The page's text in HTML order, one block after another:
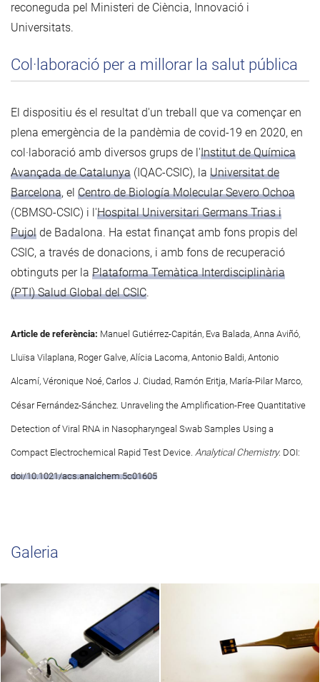
reconeguda pel Ministeri de Ciència, Innovació i
Universitats.
Col·laboració per a millorar la salut pública
El dispositiu és el resultat d'un treball que va començar en
plena emergència de la pandèmia de covid-19 en 2020, en
col·laboració amb diversos grups de l'Institut de Química
Avançada de Catalunya (IQAC-CSIC), la Universitat de
Barcelona, el Centro de Biología Molecular Severo Ochoa
(CBMSO-CSIC) i l'Hospital Universitari Germans Trias i
Pujol de Badalona. Ha estat finançat amb fons propis del
CSIC, a través de donacions, i amb fons de recuperació
obtinguts per la Plataforma Temàtica Interdisciplinària
(PTI) Salud Global del CSIC.
Article de referència: Manuel Gutiérrez-Capitán, Eva Balada, Anna Aviñó,
Lluïsa Vilaplana, Roger Galve, Alícia Lacoma, Antonio Baldi, Antonio
Alcamí, Véronique Noé, Carlos J. Ciudad, Ramón Eritja, María-Pilar Marco,
César Fernández-Sánchez. Unraveling the Amplification-Free Quantitative
Detection of Viral RNA in Nasopharyngeal Swab Samples Using a
Compact Electrochemical Rapid Test Device. Analytical Chemistry. DOI:
doi/10.1021/acs.analchem.5c01605
Galeria